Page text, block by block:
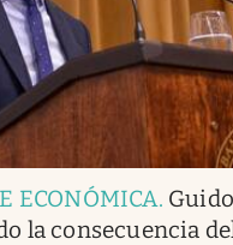
ECONÓMICA.
la consecuencia